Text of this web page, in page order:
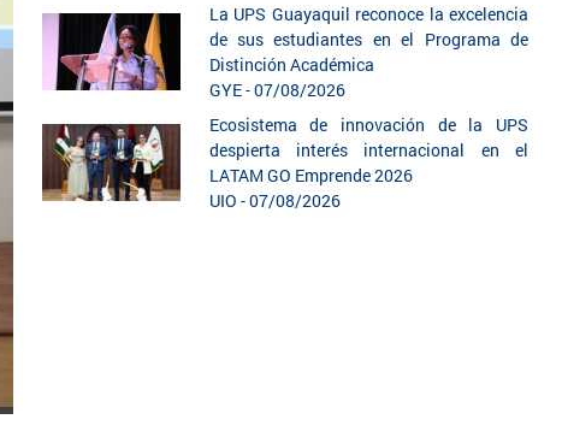
La UPS Guayaquil reconoce la excelencia
de sus estudiantes en el Programa de
Distinción Académica
GYE - 07/08/2026
Ecosistema de innovación de la UPS
despierta interés internacional en el
LATAM GO Emprende 2026
UIO - 07/08/2026